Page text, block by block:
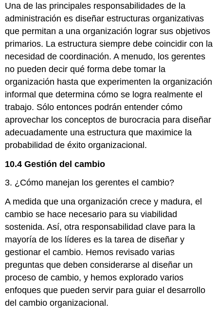
Una de las principales responsabilidades de la
administración es diseñar estructuras organizativas
que permitan a una organización lograr sus objetivos
primarios. La estructura siempre debe coincidir con la
necesidad de coordinación. A menudo, los gerentes
no pueden decir qué forma debe tomar la
organización hasta que experimenten la organización
informal que determina cómo se logra realmente el
trabajo. Sólo entonces podrán entender cómo
aprovechar los conceptos de burocracia para diseñar
adecuadamente una estructura que maximice la
probabilidad de éxito organizacional.
10.4 Gestión del cambio
3. ¿Cómo manejan los gerentes el cambio?
A medida que una organización crece y madura, el
cambio se hace necesario para su viabilidad
sostenida. Así, otra responsabilidad clave para la
mayoría de los líderes es la tarea de diseñar y
gestionar el cambio. Hemos revisado varias
preguntas que deben considerarse al diseñar un
proceso de cambio, y hemos explorado varios
enfoques que pueden servir para guiar el desarrollo
del cambio organizacional.